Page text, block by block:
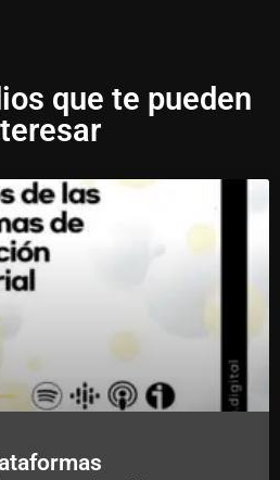
que te pueden